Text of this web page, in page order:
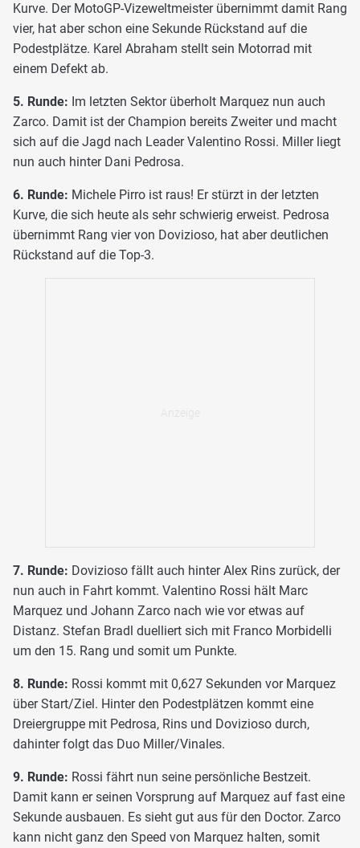
Kurve. Der MotoGP-Vizeweltmeister übernimmt damit Rang
vier, hat aber schon eine Sekunde Rückstand auf die
Podestplätze. Karel Abraham stellt sein Motorrad mit
einem Defekt ab.
5. Runde: Im letzten Sektor überholt Marquez nun auch
Zarco. Damit ist der Champion bereits Zweiter und macht
sich auf die Jagd nach Leader Valentino Rossi. Miller liegt
nun auch hinter Dani Pedrosa.
6. Runde: Michele Pirro ist raus! Er stürzt in der letzten
Kurve, die sich heute als sehr schwierig erweist. Pedrosa
übernimmt Rang vier von Dovizioso, hat aber deutlichen
Rückstand auf die Top-3.
7. Runde: Dovizioso fällt auch hinter Alex Rins zurück, der
nun auch in Fahrt kommt. Valentino Rossi hält Marc
Marquez und Johann Zarco nach wie vor etwas auf
Distanz. Stefan Bradl duelliert sich mit Franco Morbidelli
um den 15. Rang und somit um Punkte.
8. Runde: Rossi kommt mit 0,627 Sekunden vor Marquez
über Start/Ziel. Hinter den Podestplätzen kommt eine
Dreiergruppe mit Pedrosa, Rins und Dovizioso durch,
dahinter folgt das Duo Miller/Vinales.
9. Runde: Rossi fährt nun seine persönliche Bestzeit.
Damit kann er seinen Vorsprung auf Marquez auf fast eine
Sekunde ausbauen. Es sieht gut aus für den Doctor. Zarco
kann nicht ganz den Speed von Marquez halten, somit